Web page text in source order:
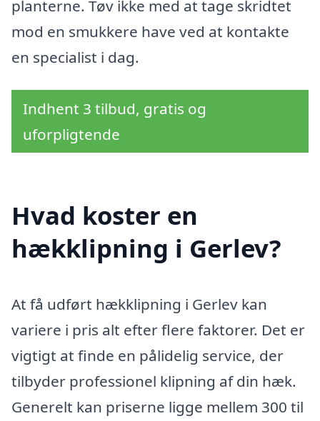
planterne. Tøv ikke med at tage skridtet
mod en smukkere have ved at kontakte
en specialist i dag.
Indhent 3 tilbud, gratis og
uforpligtende
Hvad koster en
hækklipning i Gerlev?
At få udført hækklipning i Gerlev kan
variere i pris alt efter flere faktorer. Det er
vigtigt at finde en pålidelig service, der
tilbyder professionel klipning af din hæk.
Generelt kan priserne ligge mellem 300 til